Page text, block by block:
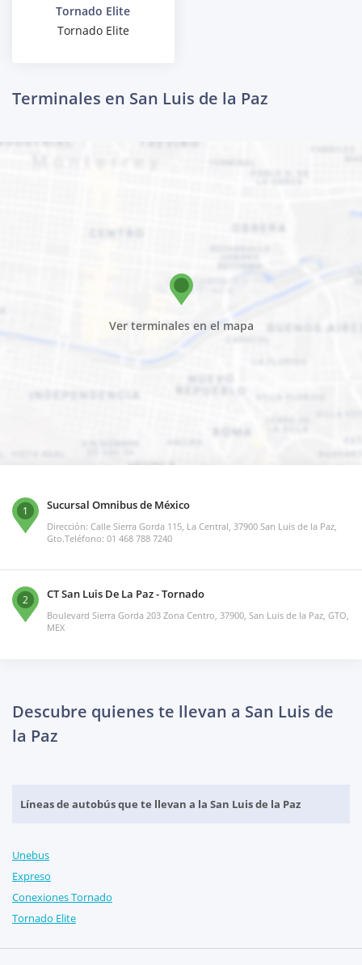
Tornado Elite
Tornado Elite
Terminales en San Luis de la Paz
Ver terminales en el mapa
1 Sucursal Omnibus de México
Dirección: Calle Sierra Gorda 115, La Central, 37900 San Luis de la Paz,
Gto.Teléfono: 01 468 788 7240
2 CT San Luis De La Paz - Tornado
Boulevard Sierra Gorda 203 Zona Centro, 37900, San Luis de la Paz, GTO,
MEX
Descubre quienes te llevan a San Luis de
la Paz
Líneas de autobús que te llevan a la San Luis de la Paz
Unebus
Expreso
Conexiones Tornado
Tornado Elite